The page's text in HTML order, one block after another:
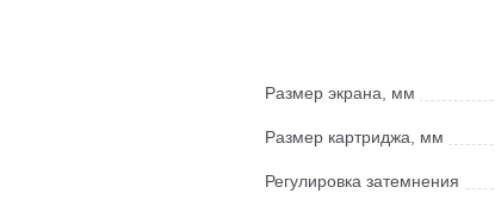
Размер экрана, мм
Размер картриджа, мм
Регулировка затемнения